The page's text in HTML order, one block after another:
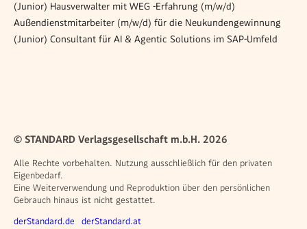
(Junior) Hausverwalter mit WEG -Erfahrung (m/w/d)
Außendienstmitarbeiter (m/w/d) für die Neukundengewinnung
(Junior) Consultant für AI & Agentic Solutions im SAP-Umfeld
© STANDARD Verlagsgesellschaft m.b.H. 2026
Alle Rechte vorbehalten. Nutzung ausschließlich für den privaten
Eigenbedarf.
Eine Weiterverwendung und Reproduktion über den persönlichen
Gebrauch hinaus ist nicht gestattet.
Weitere Angebote
derStandard.de derStandard.at